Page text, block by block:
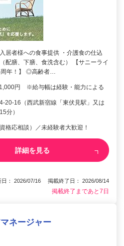
居者様への食事提供 ・介護食の仕込
配膳、下膳、食洗含む） 【サニーライ
周年！】 ◎高齢者…
円 ※給与幅は経験・能力による
20-16（西武新宿線「東伏見駅」又は
分）
格応相談）／未経験者大歓迎！
詳細を見る
日： 2026/07/16 掲載終了日： 2026/08/14
掲載終了まであと7日
ネージャー